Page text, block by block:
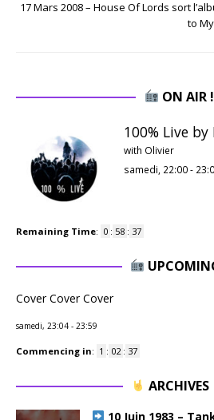
17 Mars 2008 – House Of Lords sort
to
ON AIR !
100% Live by
with Olivier
samedi, 22:00-
Remaining Time: 0 : 58 : 36
Cover Cover Cover
samedi, 23:04 - 23:59
Commencing in: 1 : 02 : 36
ARCHIVES
10 Juin 1983 –